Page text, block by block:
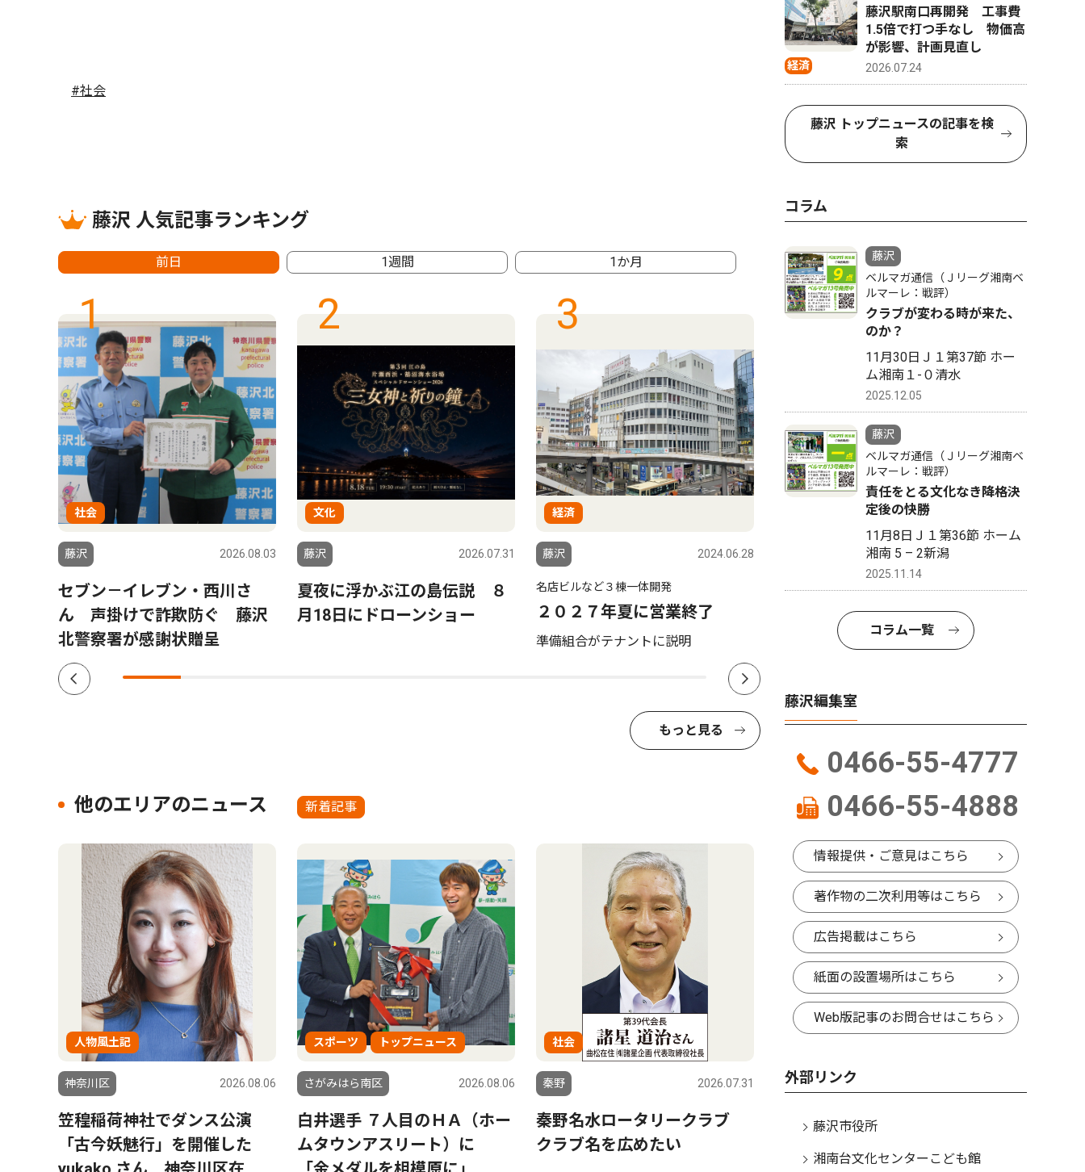
#社会
藤沢 人気記事ランキング
前日 1週間 1か月
1
社会
藤沢 2026.08.03
セブン－イレブン・西川さ
ん 声掛けで詐欺防ぐ 藤沢
北警察署が感謝状贈呈
2
文化
藤沢 2026.07.31
夏夜に浮かぶ江の島伝説 ８
月18日にドローンショー
3
経済
藤沢 2024.06.28
名店ビルなど３棟一体開発
２０２７年夏に営業終了
準備組合がテナントに説明
4
2026.07.29
発酵食品と盆踊り ８月５日
江の島で祭り
藤沢駅
もっと見る
他のエリアのニュース 新着記事
人物風土記
神奈川区 2026.08.06
笠䅣稲荷神社でダンス公演
「古今妖魅行」を開催した
スポーツ トップニュース
さがみはら南区 2026.08.06
白井選手 ７人目のＨＡ（ホー
ムタウンアスリート）に
社会
秦野 2026.07.31
秦野名水ロータリークラブ
クラブ名を広めたい
経済
藤沢駅南口再開発 工事費
1.5倍で打つ手なし 物価高
が影響、計画見直し
2026.07.24
藤沢 トップニュースの記事を検
索
コラム
藤沢
ベルマガ通信（Ｊリーグ湘南ベ
ルマーレ：戦評）
クラブが変わる時が来た、
のか？
11月30日Ｊ１第37節 ホー
ム湘南１-０清水
2025.12.05
藤沢
ベルマガ通信（Ｊリーグ湘南ベ
ルマーレ：戦評）
責任をとる文化なき降格決
定後の快勝
11月8日Ｊ１第36節 ホーム
湘南 5 – 2新潟
2025.11.14
コラム一覧
藤沢編集室
0466-55-4777
0466-55-4888
情報提供・ご意見はこちら
著作物の二次利用等はこちら
広告掲載はこちら
紙面の設置場所はこちら
Web版記事のお問合せはこちら
外部リンク
藤沢市役所
湘南台文化センターこども館